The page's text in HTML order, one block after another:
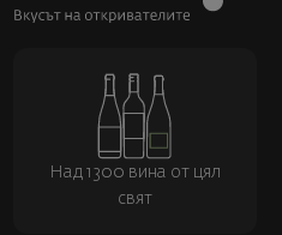
Над 1300 вина от цял
свят